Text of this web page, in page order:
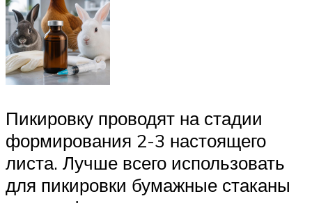
Пикировку проводят на стадии
формирования 2-3 настоящего
листа. Лучше всего использовать
для пикировки бумажные стаканы